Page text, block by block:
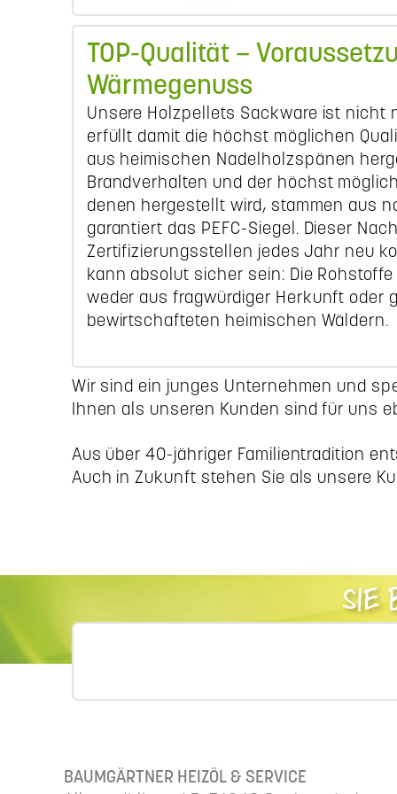
TOP-Qualität –
Wärmegenuss
Unsere Holzpellets Sackware ist nicht
erfüllt damit die höchst möglichen
aus heimischen Nadelholzspänen
Brandverhalten und der höchst
denen hergestellt wird, stammen aus
garantiert das PEFC-Siegel. Dieser
Zertifizierungsstellen jedes Jahr neu
kann absolut sicher sein: Die
weder aus fragwürdiger Herkunft oder
bewirtschafteten heimischen Wäldern.
Wir sind ein junges Unternehmen und
Ihnen als unseren Kunden sind für uns
Aus über 40-jähriger Familientradition
Auch in Zukunft stehen Sie als unsere
SIE
BAUMGÄRTNER HEIZÖL & SERVICE